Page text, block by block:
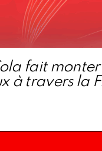
fait
à travers la